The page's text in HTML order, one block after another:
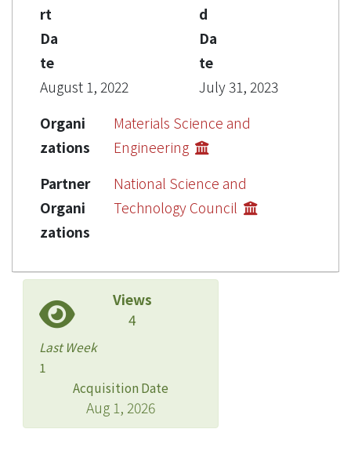
rt
Da
te
August 1, 2022
d
Da
te
July 31, 2023
Organi
zations
Materials Science and
Engineering
Partner
Organi
zations
National Science and
Technology Council
Views
4
Last Week
1
Acquisition Date
Aug 1, 2026